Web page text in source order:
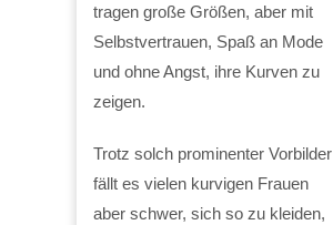
tragen große Größen, aber mit
Selbstvertrauen, Spaß an Mode
und ohne Angst, ihre Kurven zu
zeigen.
Trotz solch prominenter Vorbilder
fällt es vielen kurvigen Frauen
aber schwer, sich so zu kleiden,